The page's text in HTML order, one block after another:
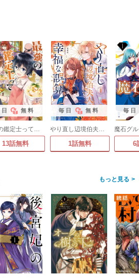
無料
最強の鑑定士って誰のこと?
13話無料
毎日 無料
やり直し辺境伯夫人の幸福な誤算 THE COMIC
1話無料
毎日
6
>